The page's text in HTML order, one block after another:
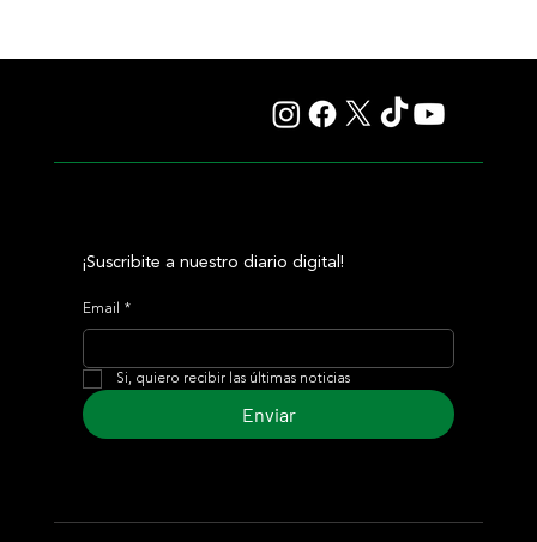
¡Suscribite a nuestro diario digital!
Email *
Si, quiero recibir las últimas noticias
Enviar